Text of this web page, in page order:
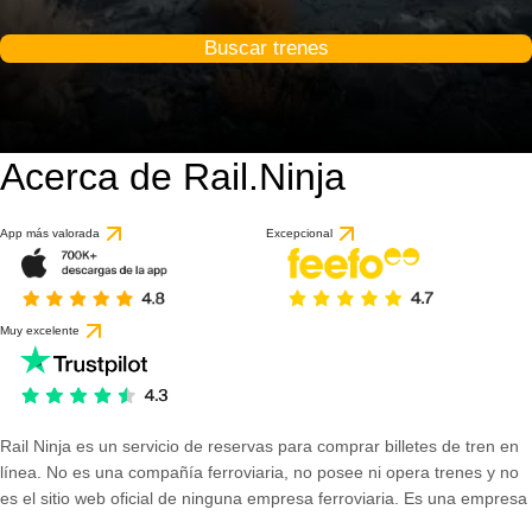
Buscar trenes
Acerca de Rail.Ninja
App más valorada Excepcional
Muy excelente
Rail Ninja es un servicio de reservas para comprar billetes de tren en
línea. No es una compañía ferroviaria, no posee ni opera trenes y no
es el sitio web oficial de ninguna empresa ferroviaria. Es una empresa